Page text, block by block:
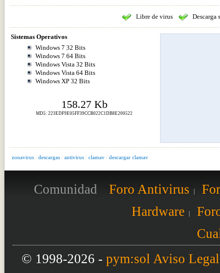
Libre de virus Descarga
Sistemas Operativos
Windows 7 32 Bits
Windows 7 64 Bits
Windows Vista 32 Bits
Windows Vista 64 Bits
Windows XP 32 Bits
158.27 Kb
MD5: 223EDF9E05FF39CCB022C1DB8E200522
zonavirus / descargas / antivirus / clamav / descargar clamav
Comunidad Foro Antivirus
Hardware
© 1998-2026 - pym:sol Aviso Legal